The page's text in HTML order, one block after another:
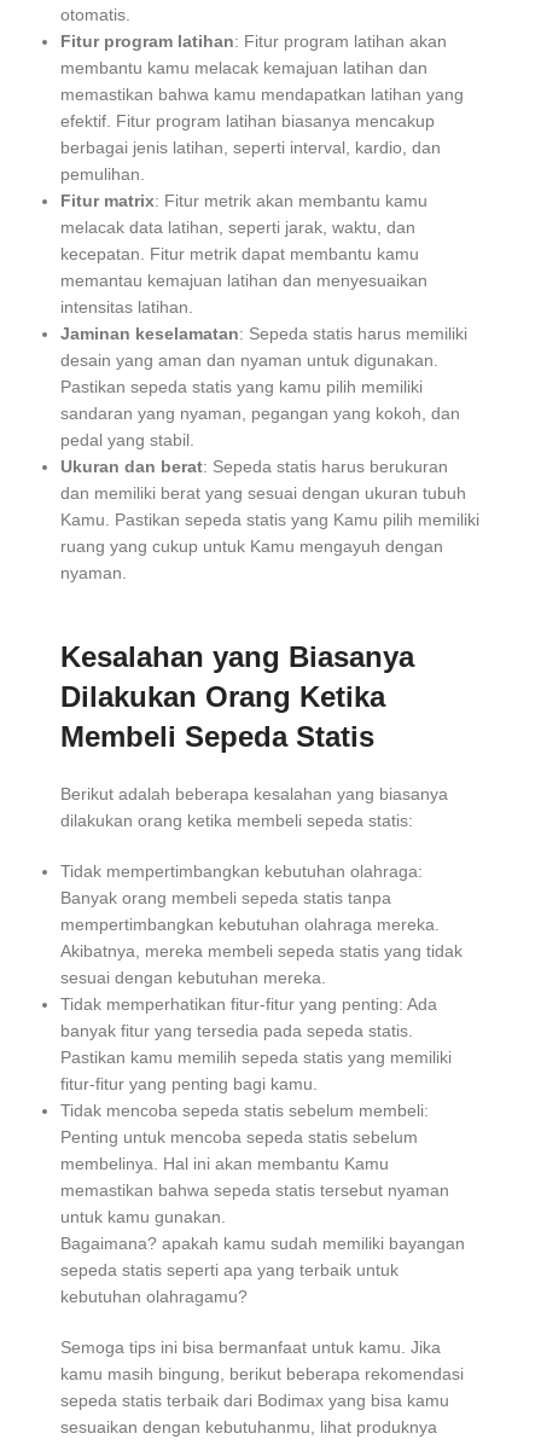
otomatis.
Fitur program latihan: Fitur program latihan akan
membantu kamu melacak kemajuan latihan dan
memastikan bahwa kamu mendapatkan latihan yang
efektif. Fitur program latihan biasanya mencakup
berbagai jenis latihan, seperti interval, kardio, dan
pemulihan.
Fitur matrix: Fitur metrik akan membantu kamu
melacak data latihan, seperti jarak, waktu, dan
kecepatan. Fitur metrik dapat membantu kamu
memantau kemajuan latihan dan menyesuaikan
intensitas latihan.
Jaminan keselamatan: Sepeda statis harus memiliki
desain yang aman dan nyaman untuk digunakan.
Pastikan sepeda statis yang kamu pilih memiliki
sandaran yang nyaman, pegangan yang kokoh, dan
pedal yang stabil.
Ukuran dan berat: Sepeda statis harus berukuran
dan memiliki berat yang sesuai dengan ukuran tubuh
Kamu. Pastikan sepeda statis yang Kamu pilih memiliki
ruang yang cukup untuk Kamu mengayuh dengan
nyaman.
Kesalahan yang Biasanya
Dilakukan Orang Ketika
Membeli Sepeda Statis
Berikut adalah beberapa kesalahan yang biasanya
dilakukan orang ketika membeli sepeda statis:
Tidak mempertimbangkan kebutuhan olahraga:
Banyak orang membeli sepeda statis tanpa
mempertimbangkan kebutuhan olahraga mereka.
Akibatnya, mereka membeli sepeda statis yang tidak
sesuai dengan kebutuhan mereka.
Tidak memperhatikan fitur-fitur yang penting: Ada
banyak fitur yang tersedia pada sepeda statis.
Pastikan kamu memilih sepeda statis yang memiliki
fitur-fitur yang penting bagi kamu.
Tidak mencoba sepeda statis sebelum membeli:
Penting untuk mencoba sepeda statis sebelum
membelinya. Hal ini akan membantu Kamu
memastikan bahwa sepeda statis tersebut nyaman
untuk kamu gunakan.
Bagaimana? apakah kamu sudah memiliki bayangan
sepeda statis seperti apa yang terbaik untuk
kebutuhan olahragamu?
Semoga tips ini bisa bermanfaat untuk kamu. Jika
kamu masih bingung, berikut beberapa rekomendasi
sepeda statis terbaik dari Bodimax yang bisa kamu
sesuaikan dengan kebutuhanmu, lihat produknya